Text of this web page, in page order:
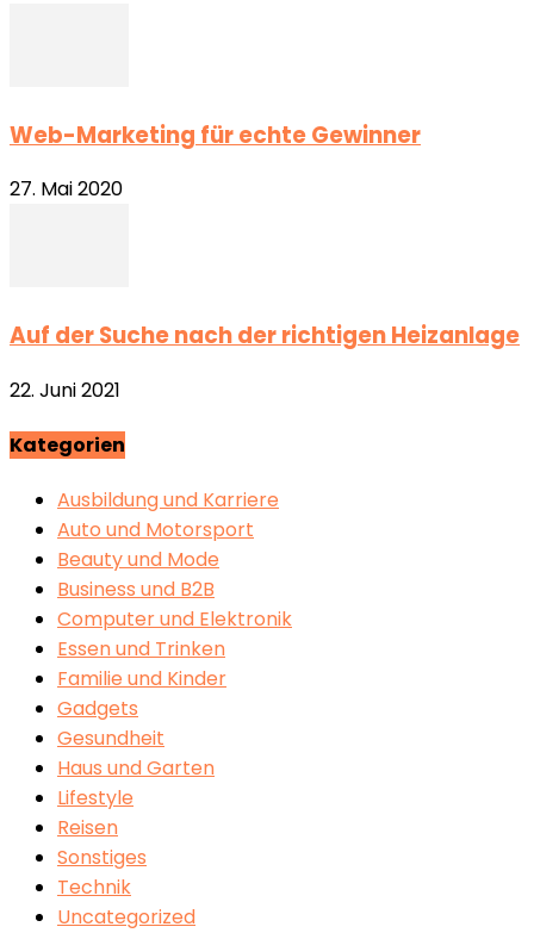
Web-Marketing für echte Gewinner
27. Mai 2020
Auf der Suche nach der richtigen Heizanlage
22. Juni 2021
Kategorien
Ausbildung und Karriere
Auto und Motorsport
Beauty und Mode
Business und B2B
Computer und Elektronik
Essen und Trinken
Familie und Kinder
Gadgets
Gesundheit
Haus und Garten
Lifestyle
Reisen
Sonstiges
Technik
Uncategorized